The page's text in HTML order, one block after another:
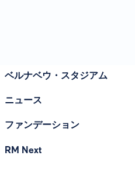
ベルナベウ・スタジアム
ニュース
ファンデーション
RM Next